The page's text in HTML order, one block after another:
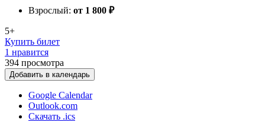
Взрослый: от 1 800 ₽
5+
Купить билет
1 нравится
394 просмотра
Добавить в календарь
Google Calendar
Outlook.com
Скачать .ics